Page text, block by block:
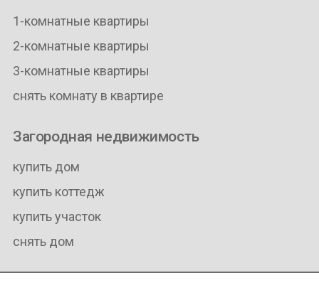
1-комнатные квартиры
2-комнатные квартиры
3-комнатные квартиры
снять комнату в квартире
Загородная недвижимость
купить дом
купить коттедж
купить участок
снять дом